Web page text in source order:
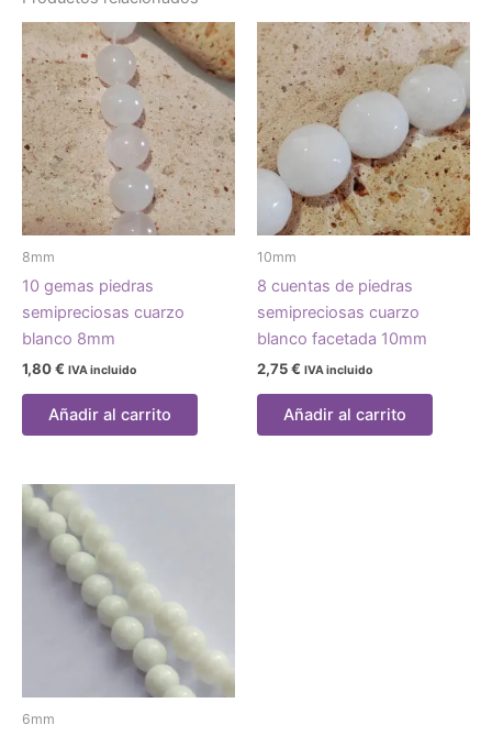
8mm
10 gemas piedras
semipreciosas cuarzo
blanco 8mm
1,80€ IVA incluido
Añadir al carrito
10mm
8 cuentas de piedras
semipreciosas cuarzo
blanco facetada 10mm
2,75€ IVA incluido
Añadir al carrito
6mm